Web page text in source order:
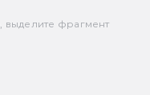
выделите фрагмент